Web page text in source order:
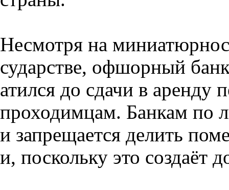
Несмотря на
сударстве, офшорный
атился до сдачи в аренду
проходимцам. Банкам по
и запрещается делить
и, поскольку это создаёт